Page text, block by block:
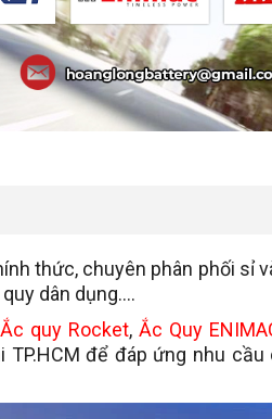
thức, chuyên phân phối sỉ
dân dụng….
Ắc quy Rocket,Ắc Quy
để đáp ứng nhu